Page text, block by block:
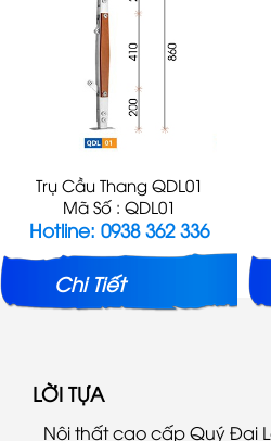
Trụ Cầu Thang QDL01
Mã Số : QDL01
Hotline: 0938 362 336
Chi Tiết
LỜI TỰA
Nội thất cao cấp Quý Đại